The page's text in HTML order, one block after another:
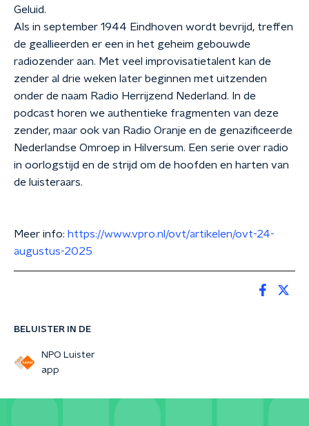
BELUISTER IN DE
NPO Luister
app
Geluid.
Als in september 1944 Eindhoven wordt bevrijd, treffen
de geallieerden er een in het geheim gebouwde
radiozender aan. Met veel improvisatietalent kan de
zender al drie weken later beginnen met uitzenden
onder de naam Radio Herrijzend Nederland. In de
podcast horen we authentieke fragmenten van deze
zender, maar ook van Radio Oranje en de genazificeerde
Nederlandse Omroep in Hilversum. Een serie over radio
in oorlogstijd en de strijd om de hoofden en harten van
de luisteraars.
Meer info: https://www.vpro.nl/ovt/artikelen/ovt-24-
augustus-2025